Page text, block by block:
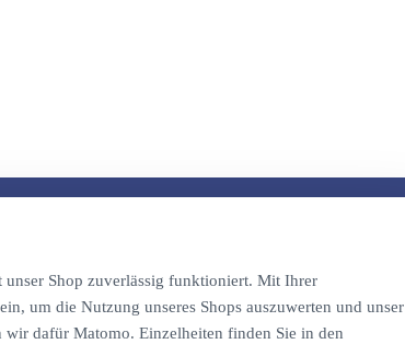
Shop zuverlässig funktioniert. Mit Ihrer
um die Nutzung unseres Shops auszuwerten und unser
dafür Matomo. Einzelheiten finden Sie in den